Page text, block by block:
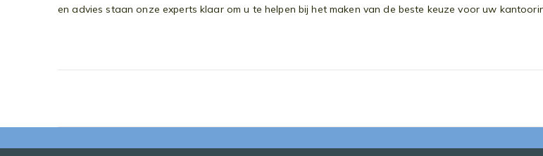
en advies staan onze experts klaar om u te helpen bij het maken van de beste keuze voor uw